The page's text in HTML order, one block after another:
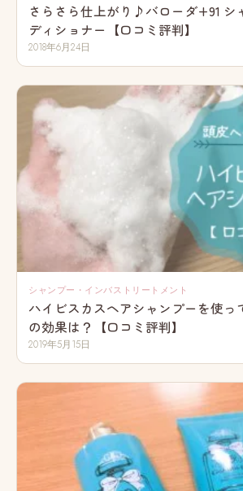
さらさら仕上がり♪バローダ+91 シ
ディショナー【口コミ評判】
2018年6月24日
シャンプー・インバストリートメント
ハイビスカスヘアシャンプーを使っ
の効果は？【口コミ評判】
2019年5月15日